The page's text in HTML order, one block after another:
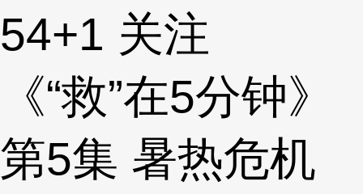
54+1 关注
《“救”在5分钟》
第5集 暑热危机